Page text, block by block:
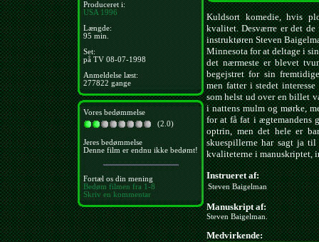
Produceret i:
USA 1996
Længde:
95 min.
Set:
på TV 08-07-1998
Anmeldelse læst:
277822 gange
Vores bedømmelse
(2.0)
Jeres bedømmelse
Denne film er endnu ikke bedømt!
Fortæl os din mening
Bedøm filmen fra 1-8
Skriv en kommentar
Kuldsort komedie, hvis
kvalitet. Desværre er det de
instruktøren Steven
Minnesota for at deltage i
det nærmeste er blevet
begejstret for sin
men fatter i stedet
som helst ud over en billet
i nattens mulm og mørke,
for at få fat i ægtemandens
optrin, men det hele er
skuespillerne har sagt ja
kvaliteterne i manuskriptet,
Instrueret af:
Steven Baigelman
Manuskript af:
Steven Baigelman.
Medvirkende: